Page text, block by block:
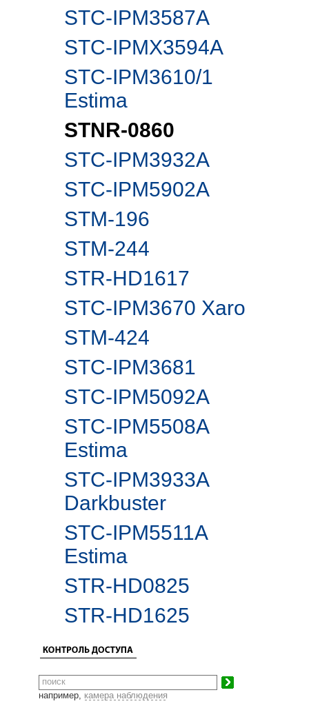
STC-IPM3587A
STC-IPMX3594A
STC-IPM3610/1
Estima
STNR-0860
STC-IPM3932A
STC-IPM5902А
STM-196
STM-244
STR-HD1617
STC-IPM3670 Xaro
STM-424
STC-IPM3681
STC-IPM5092A
STC-IPM5508A
Estima
STC-IPM3933A
Darkbuster
STC-IPM5511A
Estima
STR-HD0825
STR-HD1625
например, камера наблюдения